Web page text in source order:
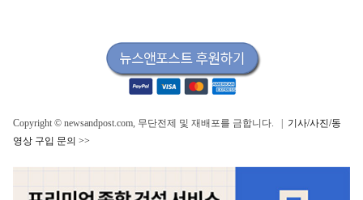
Copyright © newsandpost.com, 무단전제 및 재배포를 금합니다. | 기사/사진/동
영상 구입 문의 >>